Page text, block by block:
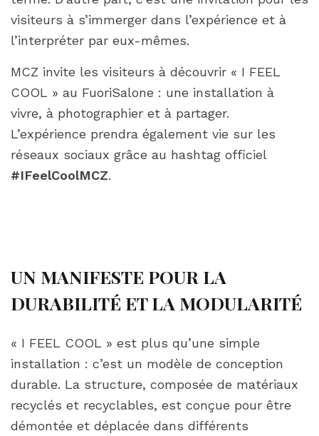
visiteurs à s’immerger dans l’expérience et à
l’interpréter par eux-mêmes.
MCZ invite les visiteurs à découvrir « I FEEL
COOL » au FuoriSalone : une installation à
vivre, à photographier et à partager.
L’expérience prendra également vie sur les
réseaux sociaux grâce au hashtag officiel
#IFeelCoolMCZ.
UN MANIFESTE POUR LA
DURABILITÉ ET LA MODULARITÉ
« I FEEL COOL » est plus qu’une simple
installation : c’est un modèle de conception
durable. La structure, composée de matériaux
recyclés et recyclables, est conçue pour être
démontée et déplacée dans différents